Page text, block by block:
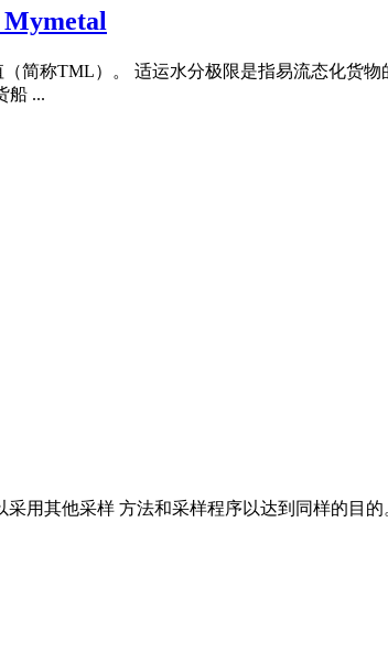
Mymetal
简称TML）。 适运水分极限是指易流态化货
船 ...
用其他采样 方法和采样程序以达到同样的目